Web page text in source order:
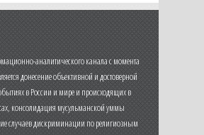
аналитического канала с момента
донесение объективной и достоверной
в России и мире и происходящих в
консолидация мусульманской уммы
случаев дискриминации по религиозным